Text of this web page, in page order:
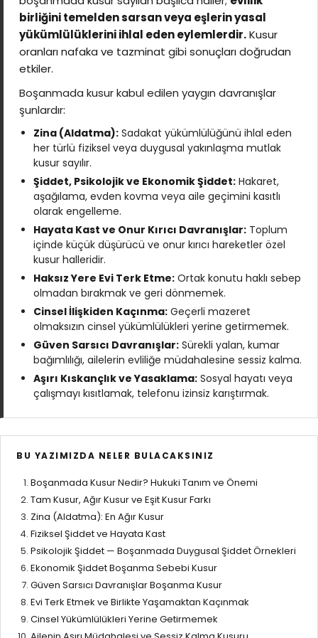
birliğini temelden sarsan veya eşlerin yasal
yükümlülüklerini ihlal eden eylemlerdir.Kusur
oranları nafaka ve tazminat gibi sonuçları doğrudan
etkiler.
Boşanmada kusur kabul edilen yaygın davranışlar
şunlardır:
Zina (Aldatma): Sadakat yükümlülüğünü ihlal eden
her türlü fiziksel veya duygusal yakınlaşma mutlak
kusur sayılır.
Şiddet, Psikolojik ve Ekonomik Şiddet: Hakaret,
aşağılama, evden kovma veya aile geçimini kasıtlı
olarak engelleme.
Hayata Kast ve Onur Kırıcı Davranışlar: Toplum
içinde küçük düşürücü ve onur kırıcı hareketler özel
kusur halleridir.
Haksız Yere Evi Terk Etme: Ortak konutu haklı sebep
olmadan bırakmak ve geri dönmemek.
Cinsel İlişkiden Kaçınma: Geçerli mazeret
olmaksızın cinsel yükümlülükleri yerine getirmemek.
Güven Sarsıcı Davranışlar: Sürekli yalan, kumar
bağımlılığı, ailelerin evliliğe müdahalesine sessiz kalma.
Aşırı Kıskançlık ve Yasaklama: Sosyal hayatı veya
çalışmayı kısıtlamak, telefonu izinsiz karıştırmak.
BU YAZIMIZDA NELER BULACAKSINIZ
Boşanmada Kusur Nedir? Hukuki Tanım ve Önemi
Tam Kusur, Ağır Kusur ve Eşit Kusur Farkı
Zina (Aldatma): En Ağır Kusur
Fiziksel Şiddet ve Hayata Kast
Psikolojik Şiddet — Boşanmada Duygusal Şiddet Örnekleri
Ekonomik Şiddet Boşanma Sebebi Kusur
Güven Sarsıcı Davranışlar Boşanma Kusur
Evi Terk Etmek ve Birlikte Yaşamaktan Kaçınmak
Cinsel Yükümlülükleri Yerine Getirmemek